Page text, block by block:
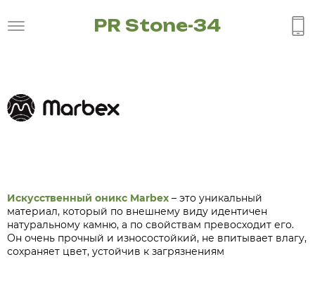
PR Stone-34
Искусственный оникс Marbex – это уникальный
материал, который по внешнему виду идентичен
натуральному камню, а по свойствам превосходит его.
Он очень прочный и износостойкий, не впитывает влагу,
сохраняет цвет, устойчив к загрязнениям